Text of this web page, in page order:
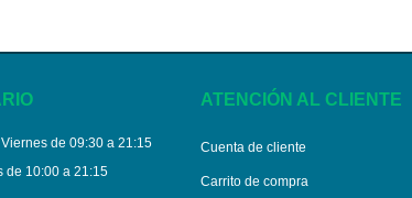
de 09:30 a 21:15
de 10:00 a 21:15
ATENCIÓN AL CLIENTE
Cuenta de cliente
Carrito de compra